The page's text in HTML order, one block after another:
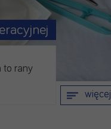
to rany
więcej